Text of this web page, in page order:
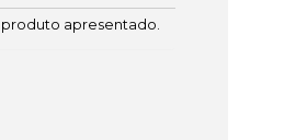
apresentado.